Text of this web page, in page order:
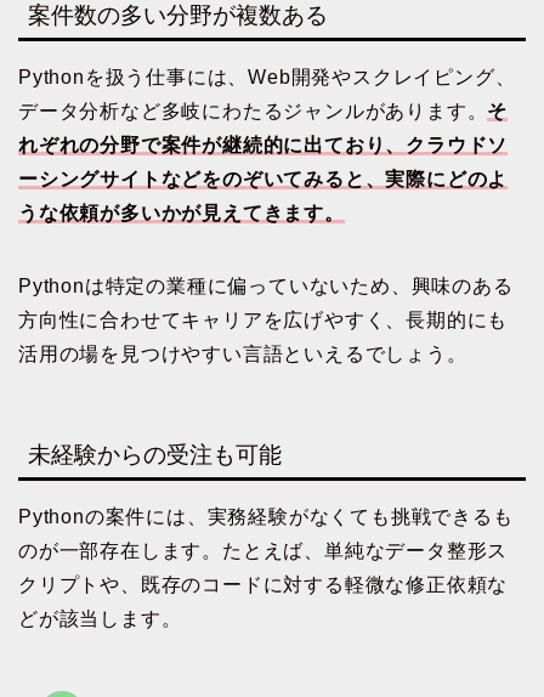
案件数の多い分野が複数ある
Pythonを扱う仕事には、Web開発やスクレイピング、
データ分析など多岐にわたるジャンルがあります。 そ
れぞれの分野で案件が継続的に出ており、クラウドソ
ーシングサイトなどをのぞいてみると、実際にどのよ
うな依頼が多いかが見えてきます。
Pythonは特定の業種に偏っていないため、興味のある
方向性に合わせてキャリアを広げやすく、長期的にも
活用の場を見つけやすい言語といえるでしょう。
未経験からの受注も可能
Pythonの案件には、実務経験がなくても挑戦できるも
のが一部存在します。たとえば、単純なデータ整形ス
クリプトや、既存のコードに対する軽微な修正依頼な
どが該当します。